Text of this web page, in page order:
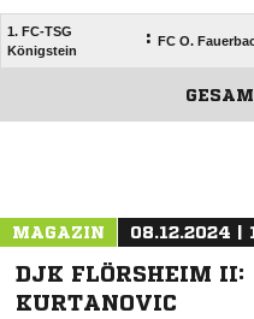
1. FC-TSG
Königstein
: FC O.
MAGAZIN 08.12.2024 |
DJK FLÖRSHEIM II:
KURTANOVIC